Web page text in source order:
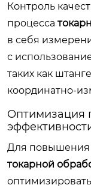
Контроль
процесса
в себя
с
таких как
координатно-
Оптимизация
Для повышения
токарной